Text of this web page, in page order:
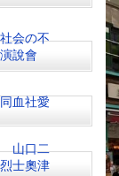
会の不
說會
血社愛
山口二
士奧津